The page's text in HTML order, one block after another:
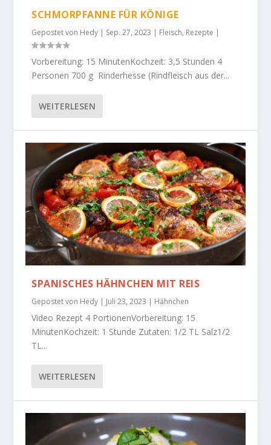
SCHMORPFANNE FÜR KÖNIGE
Gepostet von Hedy | Sep. 27, 2023 | Fleisch, Rezepte |
Vorbereitung: 15 MinutenKochzeit: 3,5 Stunden 4
Personen 700 g Rinderhesse (Rindfleisch aus der...
WEITERLESEN
SPANISCHES HÄHNCHEN MIT REIS
Gepostet von Hedy | Juli 23, 2023 | Hähnchen
Video Rezept 4 PortionenVorbereitung: 15
MinutenKochzeit: 1 Stunde Zutaten: 1/2 TL Salz1/2
TL...
WEITERLESEN